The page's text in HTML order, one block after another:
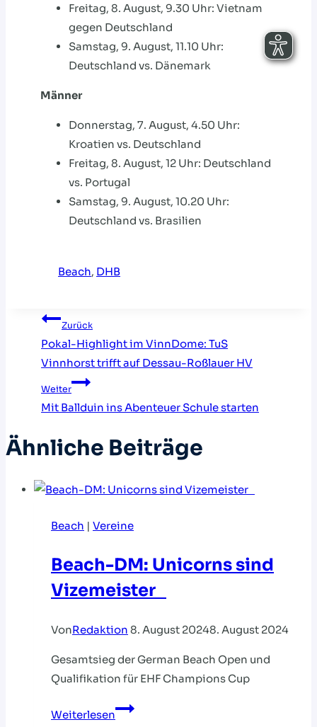
Freitag, 8. August, 9.30 Uhr: Vietnam
gegen Deutschland
Samstag, 9. August, 11.10 Uhr:
Deutschland vs. Dänemark
Männer
Donnerstag, 7. August, 4.50 Uhr:
Kroatien vs. Deutschland
Freitag, 8. August, 12 Uhr: Deutschland
vs. Portugal
Samstag, 9. August, 10.20 Uhr:
Deutschland vs. Brasilien
Beach, DHB
Beitragsnavigation
Zurück
Pokal-Highlight im VinnDome: TuS
Vinnhorst trifft auf Dessau-Roßlauer HV
Weiter
Mit Ballduin ins Abenteuer Schule starten
Ähnliche Beiträge
Beach | Vereine
Beach-DM: Unicorns sind
Vizemeister
VonRedaktion 8. August 20248. August 2024
Gesamtsieg der German Beach Open und
Qualifikation für EHF Champions Cup
Weiterlesen
Beach-